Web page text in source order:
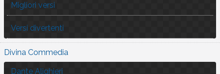
Migliori versi
Versi divertenti
Divina Commedia
Dante Alighieri